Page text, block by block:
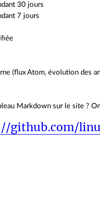
30 jours
7 jours
(flux Atom, évolution des
Markdown sur le site ?
github.com/